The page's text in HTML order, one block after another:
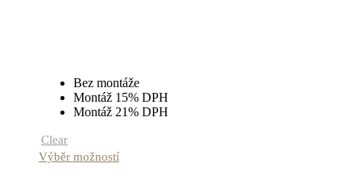
Bez montáže
Montáž 15% DPH
Montáž 21% DPH
Clear
Výběr možností